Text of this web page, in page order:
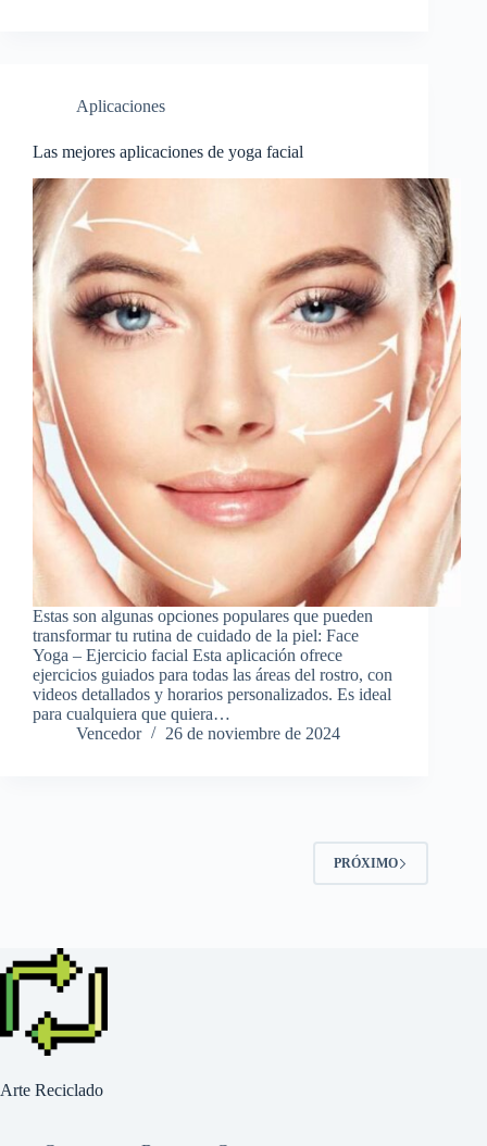
Aplicaciones
Las mejores aplicaciones de yoga facial
Estas son algunas opciones populares que pueden
transformar tu rutina de cuidado de la piel: Face
Yoga – Ejercicio facial Esta aplicación ofrece
ejercicios guiados para todas las áreas del rostro, con
videos detallados y horarios personalizados. Es ideal
para cualquiera que quiera…
Vencedor
26 de noviembre de 2024
PRÓXIMO
Arte Reciclado